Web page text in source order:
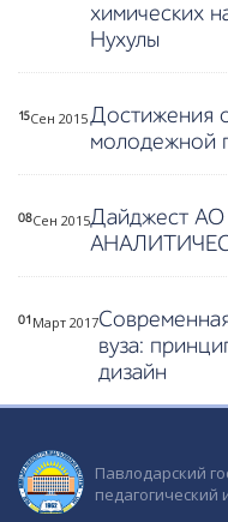
химических
Нухулы
15Сен 2015 Достижения
молодежной
08Сен 2015Дайджест
01 Март 2017
вуза:
дизайн
Павлодарский
педагогический